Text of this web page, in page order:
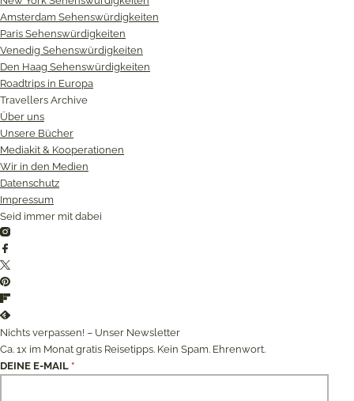
Amsterdam Sehenswürdigkeiten
Paris Sehenswürdigkeiten
Venedig Sehenswürdigkeiten
Den Haag Sehenswürdigkeiten
Roadtrips in Europa
Travellers Archive
Über uns
Unsere Bücher
Mediakit & Kooperationen
Wir in den Medien
Datenschutz
Impressum
Seid immer mit dabei
Instagram
Twitter
Pinterest
Flipboard
Feedly
Nichts verpassen! – Unser Newsletter
Ca. 1x im Monat gratis Reisetipps. Kein Spam. Ehrenwort.
DEINE E-MAIL *